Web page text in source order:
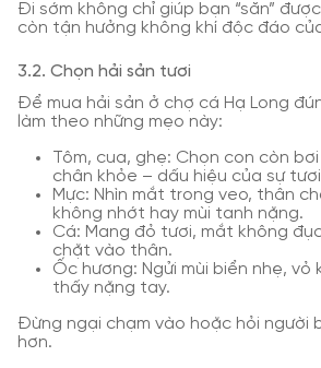
Đi sớm không chỉ giúp bạn “săn”
còn tận hưởng không khí độc đáo
3.2. Chọn hải sản tươi
Để mua hải sản ở chợ cá Hạ Long
làm theo những mẹo này:
Tôm, cua, ghẹ: Chọn con còn
chân khỏe – dấu hiệu của sự
Mực: Nhìn mắt trong veo, thân
không nhớt hay mùi tanh nặng.
Cá: Mang đỏ tươi, mắt không
chặt vào thân.
Ốc hương: Ngửi mùi biển nhẹ, vỏ
thấy nặng tay.
Đừng ngại chạm vào hoặc hỏi người
hơn.